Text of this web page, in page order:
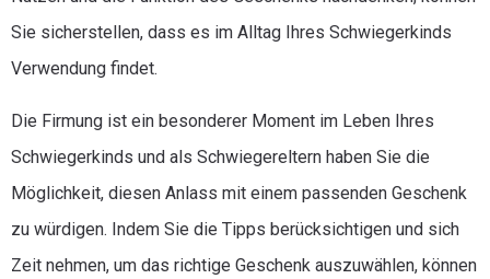
Sie sicherstellen, dass es im Alltag Ihres Schwiegerkinds
Verwendung findet.
Die Firmung ist ein besonderer Moment im Leben Ihres
Schwiegerkinds und als Schwiegereltern haben Sie die
Möglichkeit, diesen Anlass mit einem passenden Geschenk
zu würdigen. Indem Sie die Tipps berücksichtigen und sich
Zeit nehmen, um das richtige Geschenk auszuwählen, können